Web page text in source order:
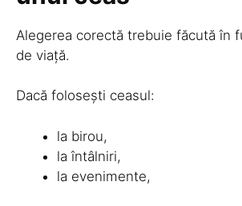
Alegerea corectă trebuie făcută în
de viață.
Dacă folosești ceasul:
la birou,
la întâlniri,
la evenimente,